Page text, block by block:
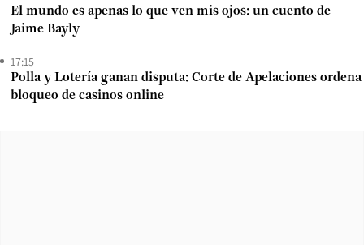
El mundo es apenas lo que ven mis ojos: un cuento de
Jaime Bayly
17:15
Polla y Lotería ganan disputa: Corte de Apelaciones ordena
bloqueo de casinos online